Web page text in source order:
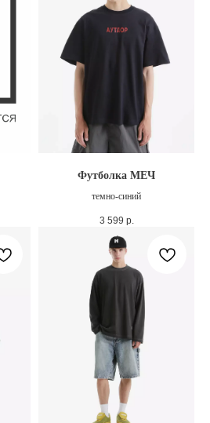
Футболка МЕЧ
темно-синий
3 599 р.